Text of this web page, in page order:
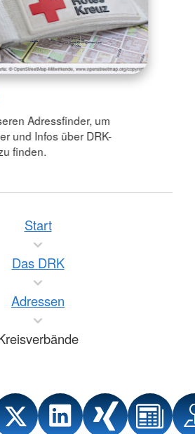
Adressfinder, um
und Infos über DRK-
finden.
Start
Das DRK
Adressen